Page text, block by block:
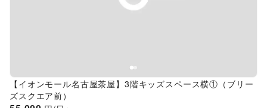
【イオンモール名古屋茶屋】3階キッズスペース横①（ブリー
ズスクエア前）